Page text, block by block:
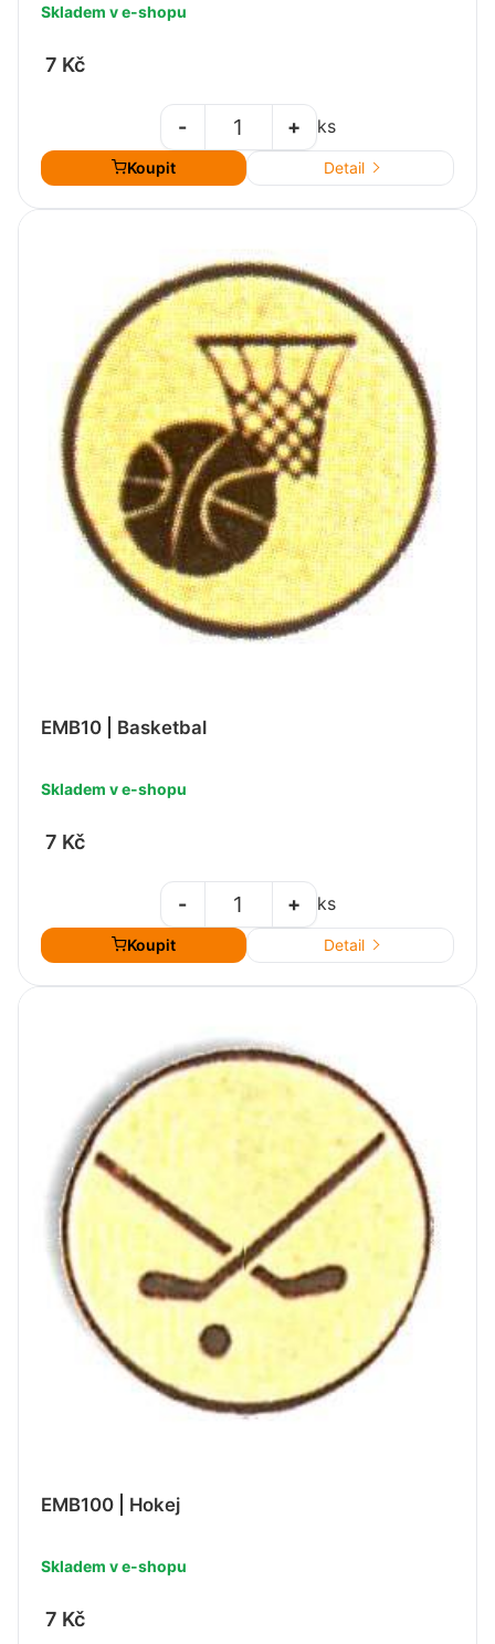
Skladem v e-shopu
7 Kč
+
- ks
Koupit Detail
EMB10 | Basketbal
Skladem v e-shopu
7 Kč
+
- ks
Koupit Detail
EMB100 | Hokej
Skladem v e-shopu
7 Kč